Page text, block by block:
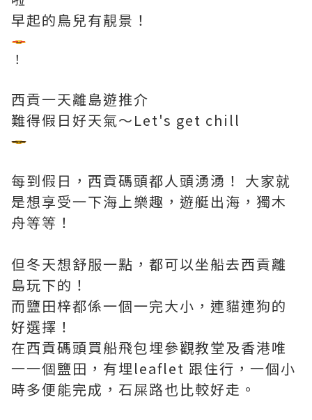
早起的鳥兒有靚景！
！
西貢一天離島遊推介
難得假日好天氣～Let's get chill
每到假日，西貢碼頭都人頭湧湧！ 大家就
是想享受一下海上樂趣，遊艇出海，獨木
舟等等！
但冬天想舒服一點，都可以坐船去西貢離
島玩下的！
而鹽田梓都係一個一完大小，連貓連狗的
好選擇！
在西貢碼頭買船飛包埋參觀教堂及香港唯
一一個鹽田，有埋leaflet 跟住行，一個小
時多便能完成，石屎路也比較好走。